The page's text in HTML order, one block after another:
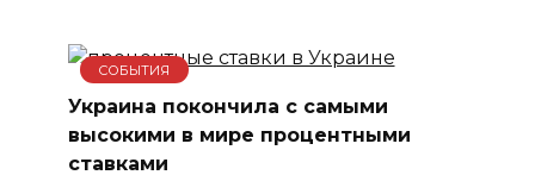
СОБЫТИЯ
Украина покончила с самыми
высокими в мире процентными
ставками